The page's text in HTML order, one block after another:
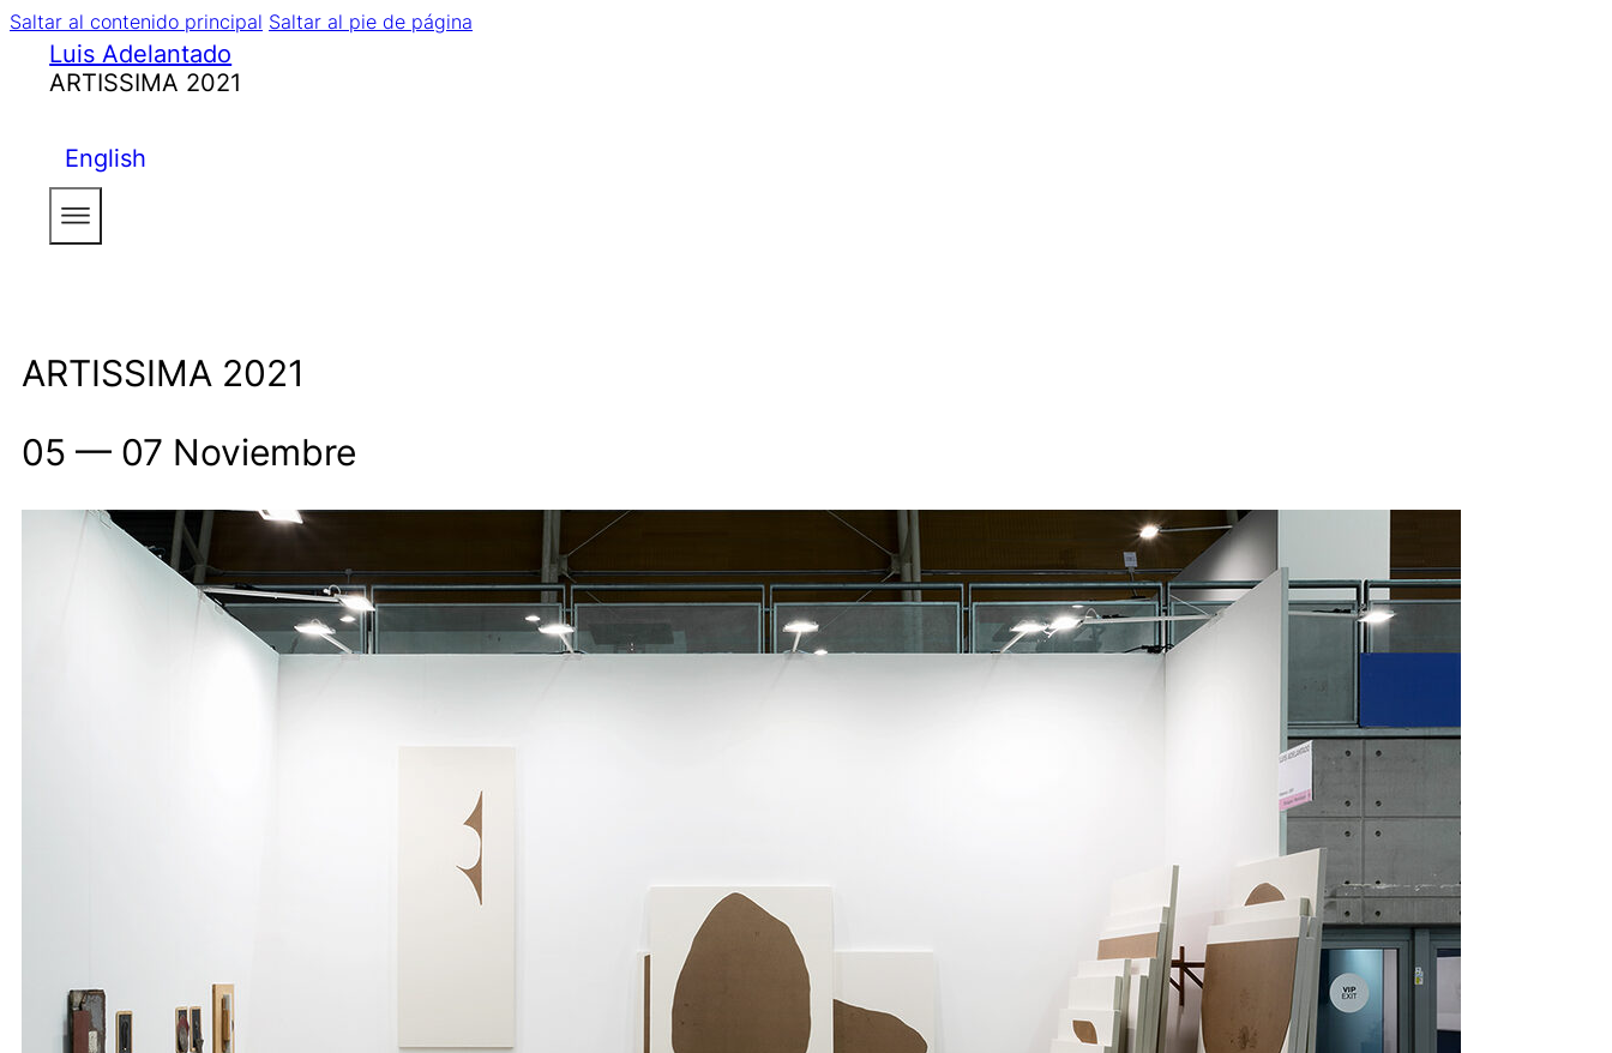
Saltar al contenido principal Saltar al pie de página
Luis Adelantado
ARTISSIMA 2021
English
ARTISSIMA 2021
05 — 07 Noviembre